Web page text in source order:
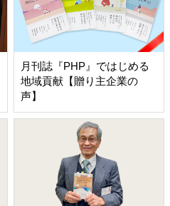
月刊誌『PHP』ではじめる
地域貢献【贈り主企業の
声】